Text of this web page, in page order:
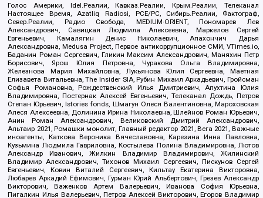
Голос Америки, Idel.Реалии, Кавказ.Реалии, Крым.Реалии, Телеканал
Настоящее Время, Azatliq Radiosi, PCE/PC, Сибирь.Реалии, Фактограф,
Север.Реалии, Радио Свобода, MEDIUM-ORIENT, Пономарев Лев
Александрович, Савицкая Людмила Алексеевна, Маркелов Сергей
Евгеньевич, Камалягин Денис Николаевич, Апахончич Дарья
Александровна, Medusa Project, Первое антикоррупционное СМИ, VTimes.io,
Баданин Роман Сергеевич, Гликин Максим Александрович, Маняхин Петр
Борисович, Ярош Юлия Петровна, Чуракова Ольга Владимировна,
Железнова Мария Михайловна, Лукьянова Юлия Сергеевна, Маетная
Елизавета Витальевна, The Insider SIA, Рубин Михаил Аркадьевич, Гройсман
Софья Романовна, Рождественский Илья Дмитриевич, Апухтина Юлия
Владимировна, Постернак Алексей Евгеньевич, Телеканал Дождь, Петров
Степан Юрьевич, Istories fonds, Шмагун Олеся Валентиновна, Мароховская
Алеся Алексеевна, Долинина Ирина Николаевна, Шлейнов Роман Юрьевич,
Анин Роман Александрович, Великовский Дмитрий Александрович,
Альтаир 2021, Ромашки монолит, Главный редактор 2021, Вега 2021, Важные
иноагенты, Каткова Вероника Вячеславовна, Карезина Инна Павловна,
Кузьмина Людмила Гавриловна, Костылева Полина Владимировна, Лютов
Александр Иванович, Жилкин Владимир Владимирович, Жилинский
Владимир Александрович, Тихонов Михаил Сергеевич, Пискунов Сергей
Евгеньевич, Ковин Виталий Сергеевич, Кильтау Екатерина Викторовна,
Любарев Аркадий Ефимович, Гурман Юрий Альбертович, Грезев Александр
Викторович, Важенков Артем Валерьевич, Иванова София Юрьевна,
Пигалкин Илья Валерьевич, Петров Алексей Викторович, Егоров Владимир